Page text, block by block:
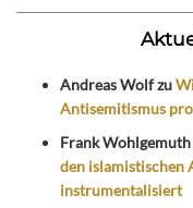
Andreas Wolfzu
Antisemitismus
Frank Wohlgemuth
den islamistischen
instrumentalisiert